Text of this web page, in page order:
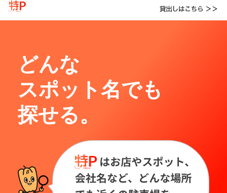
どんな
スポット名でも
探せる。